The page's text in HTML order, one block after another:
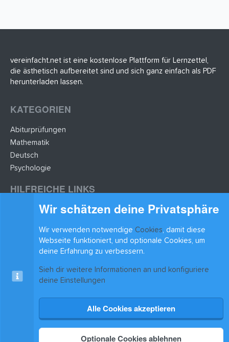
vereinfacht.net ist eine kostenlose Plattform für Lernzettel,
die ästhetisch aufbereitet sind und sich ganz einfach als PDF
herunterladen lassen.
KATEGORIEN
Abiturprüfungen
Mathematik
Deutsch
Psychologie
HILFREICHE LINKS
Lernzettel hochladen
BLEIB AUF DEM LAUFENDEN
xenAwsome-GradientHeader
Kontakt
Nutzungsbedingungen
Datenschutz Hilfe & Support Start
Community platform by XenForo
Wir schätzen deine Privatsphäre
Wir verwenden notwendige Cookies, damit diese
Webseite funktioniert, und optionale Cookies, um
deine Erfahrung zu verbessern.
Sieh dir weitere Informationen an und konfiguriere
deine Einstellungen
Alle Cookies akzeptieren
Optionale Cookies ablehnen